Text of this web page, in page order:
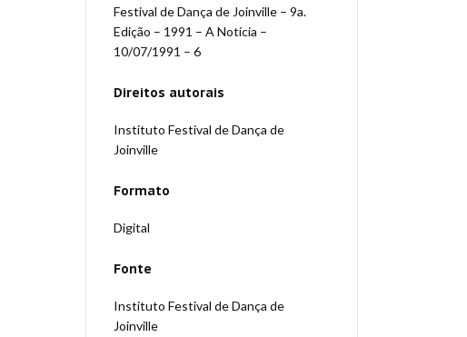
Festival de Dança de Joinville – 9a.
Edição – 1991 – A Notícia –
10/07/1991 – 6
Direitos autorais
Instituto Festival de Dança de
Joinville
Formato
Digital
Fonte
Instituto Festival de Dança de
Joinville